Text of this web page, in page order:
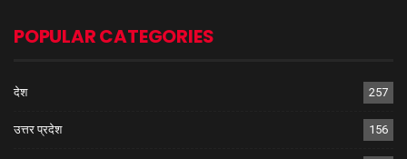
POPULAR CATEGORIES
देश 257
उत्तर प्रदेश 156